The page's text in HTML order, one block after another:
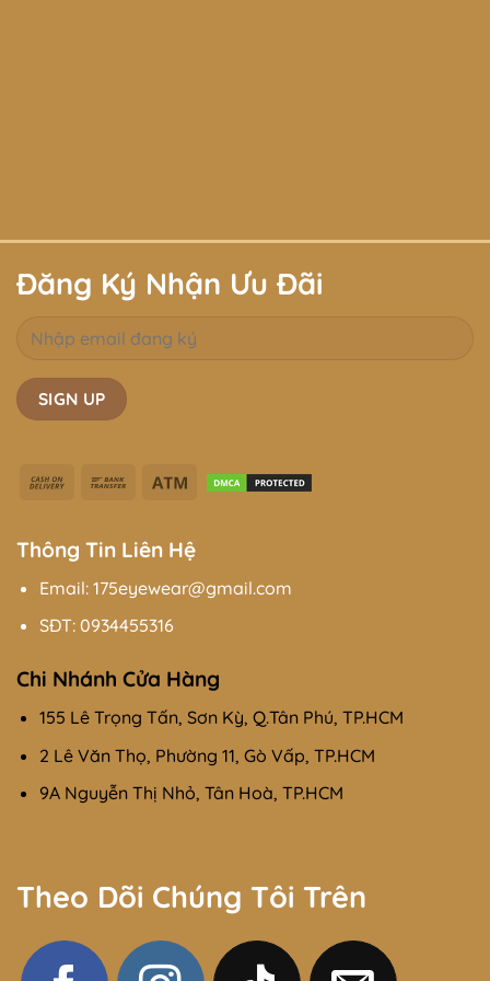
Đăng Ký Nhận Ưu Đãi
Cash
Bank
Atm
Thông Tin Liên Hệ
Email: 175eyewear@gmail.com
SĐT: 0934455316
Chi Nhánh Cửa Hàng
155 Lê Trọng Tấn, Sơn Kỳ, Q.Tân Phú, TP.HCM
2 Lê Văn Thọ, Phường 11, Gò Vấp, TP.HCM
9A Nguyễn Thị Nhỏ, Tân Hoà, TP.HCM
Theo Dõi Chúng Tôi Trên